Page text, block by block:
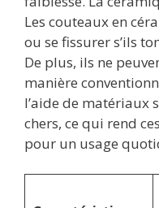
Les couteaux en
ou se fissurer s’ils
De plus, ils ne
manière
l’aide de matériaux
chers, ce qui rend
pour un usage